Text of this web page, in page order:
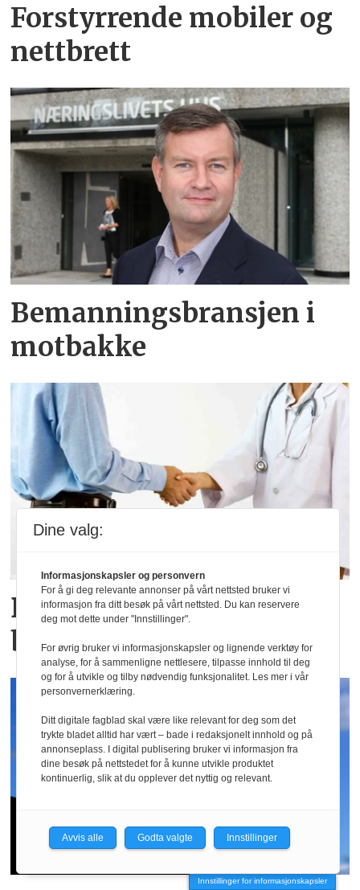
Forstyrrende mobiler og
nettbrett
Bemanningsbransjen i
motbakke
Bedret kvalitet i
bedriftshelsetjenesten
Innstillinger for informasjonskapsler
Dine valg:
Informasjonskapsler og personvern
For å gi deg relevante annonser på vårt nettsted bruker vi
informasjon fra ditt besøk på vårt nettsted. Du kan reservere
deg mot dette under "Innstillinger".
For øvrig bruker vi informasjonskapsler og lignende verktøy for
analyse, for å sammenligne nettlesere, tilpasse innhold til deg
og for å utvikle og tilby nødvendig funksjonalitet. Les mer i vår
personvernerklæring.
Ditt digitale fagblad skal være like relevant for deg som det
trykte bladet alltid har vært – bade i redaksjonelt innhold og på
annonseplass. I digital publisering bruker vi informasjon fra
dine besøk på nettstedet for å kunne utvikle produktet
kontinuerlig, slik at du opplever det nyttig og relevant.
Avvis alle Godta valgte Innstillinger